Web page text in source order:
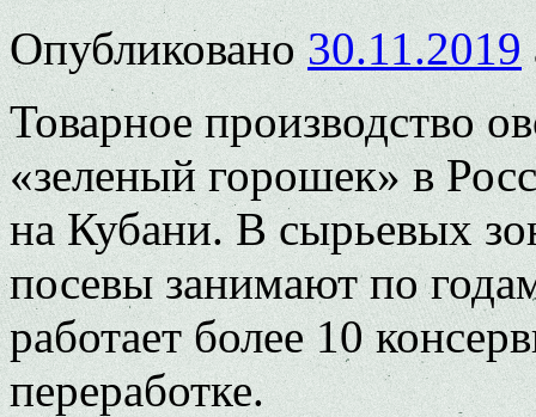
Опубликовано 30.11.2019
Товарное производство
«зеленый горошек» в
на Кубани. В сырьевых
посевы занимают по
работает более 10
переработке.